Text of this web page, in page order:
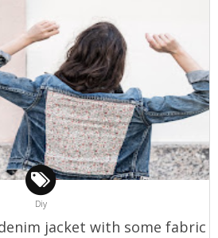
Diy
jacket with some fabric